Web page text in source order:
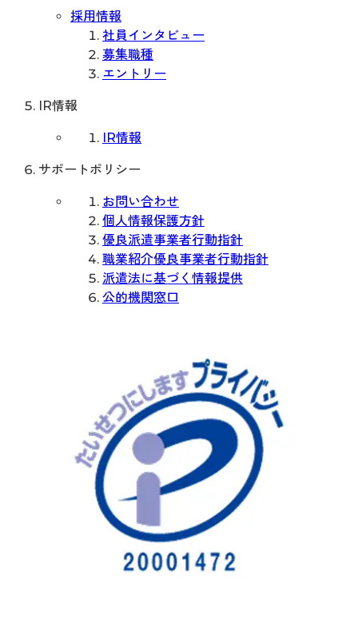
採用情報
社員インタビュー
募集職種
エントリー
IR情報
IR情報
サポートポリシー
お問い合わせ
個人情報保護方針
優良派遣事業者行動指針
職業紹介優良事業者行動指針
派遣法に基づく情報提供
公的機関窓口